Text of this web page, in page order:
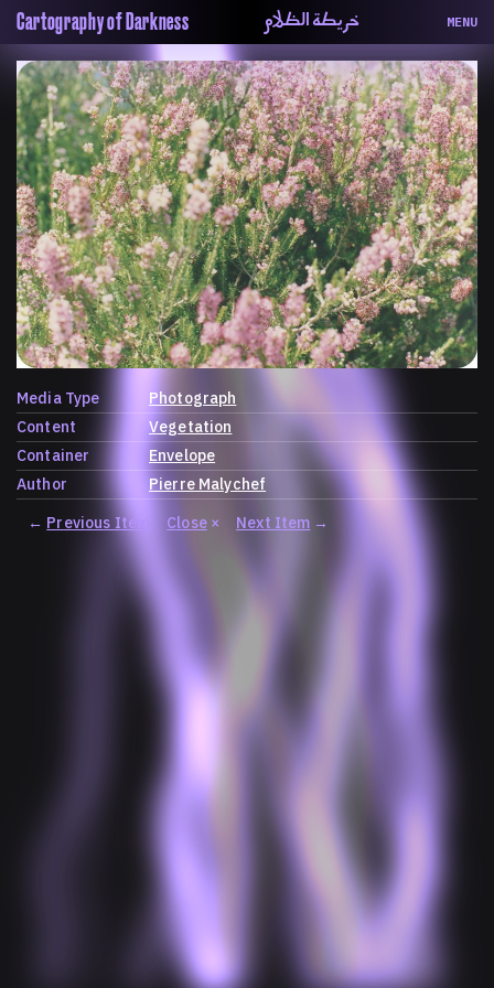
Cartography of Darkness خريطة الظلام MENU
About
ماهيتنا
Map
الخريطة
Periodical
السلسة
Repository
الحاوية
Contributors
المساهمين
Colophon
التختيم
Media Type
Photograph
Content
Vegetation
Container
Envelope
Author
Pierre Malychef
← Previous Item Close× Next Item →